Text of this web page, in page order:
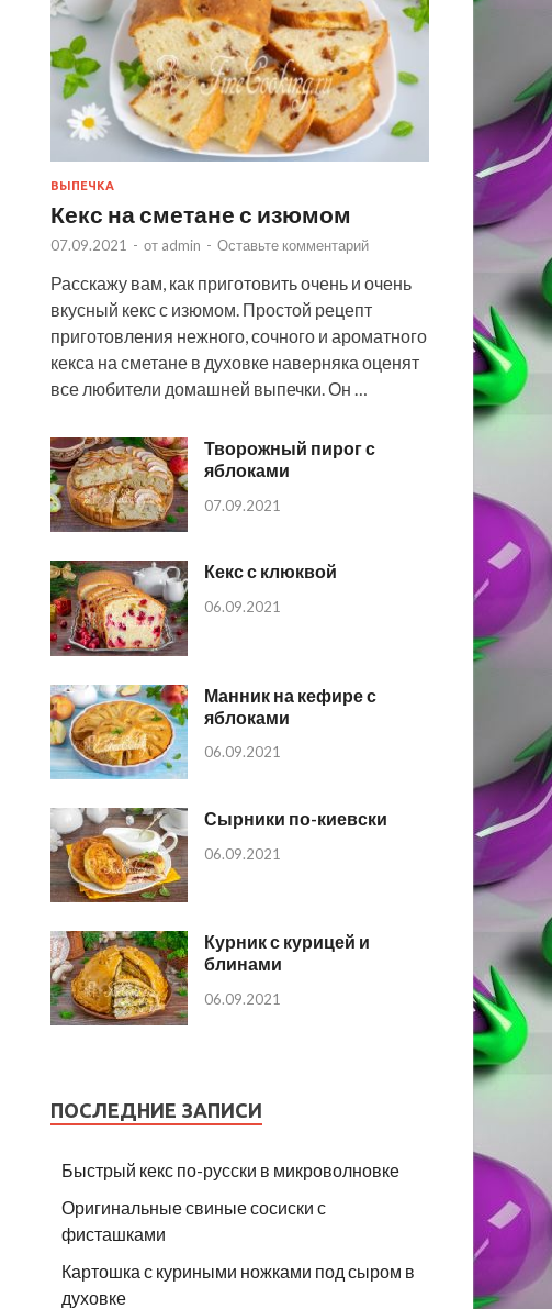
ВЫПЕЧКА
Кекс на сметане с изюмом
07.09.2021 - от admin - Оставьте комментарий
Расскажу вам, как приготовить очень и очень
вкусный кекс с изюмом. Простой рецепт
приготовления нежного, сочного и ароматного
кекса на сметане в духовке наверняка оценят
все любители домашней выпечки. Он …
Творожный пирог с
яблоками
07.09.2021
Кекс с клюквой
06.09.2021
Манник на кефире с
яблоками
06.09.2021
Сырники по-киевски
06.09.2021
Курник с курицей и
блинами
06.09.2021
ПОСЛЕДНИЕ ЗАПИСИ
Быстрый кекс по-русски в микроволновке
Оригинальные свиные сосиски с
фисташками
Картошка с куриными ножками под сыром в
духовке